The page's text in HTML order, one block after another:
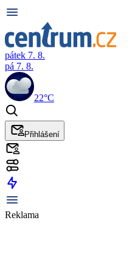
pátek 7. 8.
pá 7. 8.
22°C
Přihlášení
Reklama